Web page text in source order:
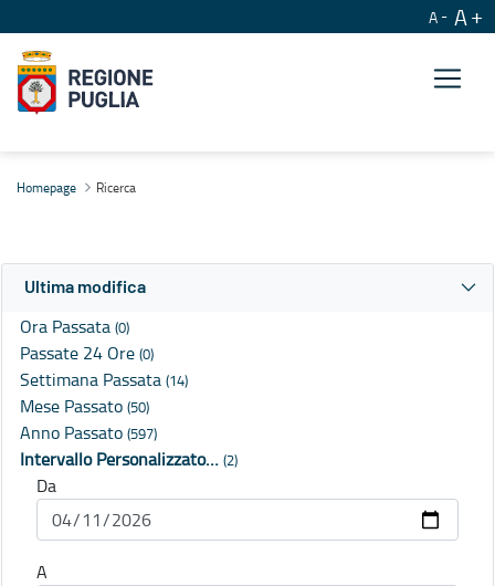
A A
Homepage Ricerca
Ultima modifica
Ora Passata (0)
Passate 24 Ore (0)
Settimana Passata (14)
Mese Passato (50)
Anno Passato (597)
Intervallo Personalizzato… (2)
Da
A